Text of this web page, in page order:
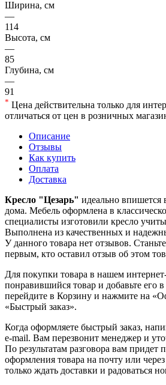
Ширина, см
—
114
Высота, см
—
85
Глубина, см
—
91
* Цена действительна только для
отличаться от цен в розничных
Описание
Отзывы
Как купить
Оплата
Доставка
Кресло "Цезарь" идеально впишется
дома. Мебель оформлена в
специалисты изготовили кресло
Выполнена из качественных и
У данного товара нет отзывов. Станьте
первым, кто оставил отзыв об этом
Для покупки товара в нашем
понравившийся товар и добавьте его
перейдите в Корзину и нажмите на
«Быстрый заказ».
Когда оформляете быстрый заказ,
e-mail. Вам перезвонит менеджер и
По результатам разговора вам придет
оформления товара на почту или
только ждать доставки и радоваться